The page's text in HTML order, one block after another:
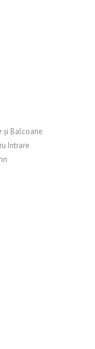
și Balcoane
Intrare